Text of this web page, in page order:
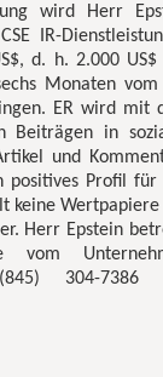
wird Herr
IR-
d. h. 2.000
Monaten
ER wird mit
Beiträgen in
und
positives Profil für
keine Wertpapiere
Herr Epstein
304-7386